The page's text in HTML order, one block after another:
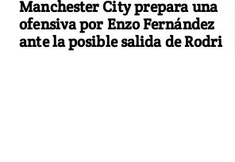
Manchester City prepara una
ofensiva por Enzo Fernández
ante la posible salida de Rodri